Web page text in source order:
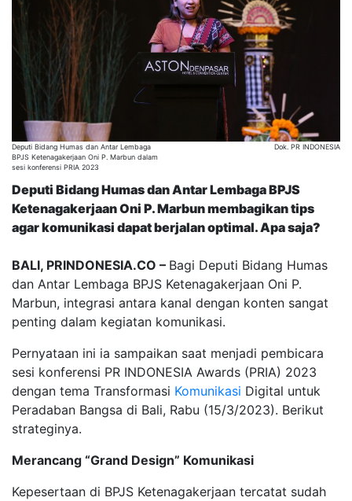
Deputi Bidang Humas dan Antar Lembaga
BPJS Ketenagakerjaan Oni P. Marbun dalam
sesi konferensi PRIA 2023
Dok. PR INDONESIA
Deputi Bidang Humas dan Antar Lembaga BPJS
Ketenagakerjaan Oni P. Marbun membagikan tips
agar komunikasi dapat berjalan optimal. Apa saja?
BALI, PRINDONESIA.CO – Bagi Deputi Bidang Humas
dan Antar Lembaga BPJS Ketenagakerjaan Oni P.
Marbun, integrasi antara kanal dengan konten sangat
penting dalam kegiatan komunikasi.
Pernyataan ini ia sampaikan saat menjadi pembicara
sesi konferensi PR INDONESIA Awards (PRIA) 2023
dengan tema Transformasi Komunikasi Digital untuk
Peradaban Bangsa di Bali, Rabu (15/3/2023). Berikut
strateginya.
Merancang “Grand Design” Komunikasi
Kepesertaan di BPJS Ketenagakerjaan tercatat sudah